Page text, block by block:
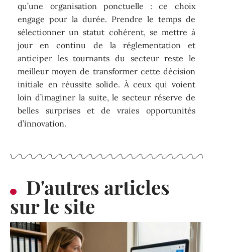
qu’une organisation ponctuelle : ce choix
engage pour la durée. Prendre le temps de
sélectionner un statut cohérent, se mettre à
jour en continu de la réglementation et
anticiper les tournants du secteur reste le
meilleur moyen de transformer cette décision
initiale en réussite solide. À ceux qui voient
loin d’imaginer la suite, le secteur réserve de
belles surprises et de vraies opportunités
d’innovation.
D'autres articles
sur le site